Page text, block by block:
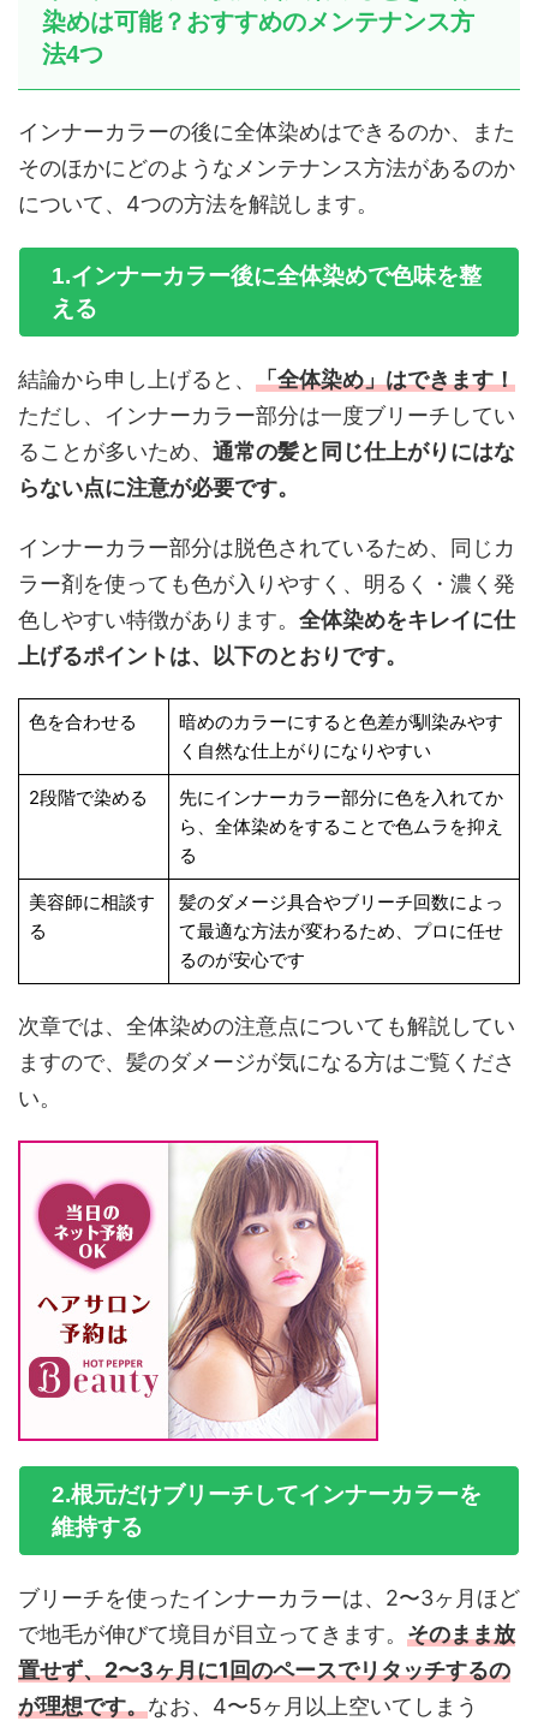
染めは可能？おすすめのメンテナンス方
法4つ
インナーカラーの後に全体染めはできるのか、また
そのほかにどのようなメンテナンス方法があるのか
について、4つの方法を解説します。
1.インナーカラー後に全体染めで色味を整
える
結論から申し上げると、 「全体染め」はできます！
ただし、インナーカラー部分は一度ブリーチしてい
ることが多いため、 通常の髪と同じ仕上がりにはな
らない点に注意が必要です。
インナーカラー部分は脱色されているため、同じカ
ラー剤を使っても色が入りやすく、明るく・濃く発
色しやすい特徴があります。 全体染めをキレイに仕
上げるポイントは、以下のとおりです。
色を合わせる
暗めのカラーにすると色差が馴染みやす
く自然な仕上がりになりやすい
2段階で染める
先にインナーカラー部分に色を入れてか
ら、全体染めをすることで色ムラを抑え
る
美容師に相談す
る
髪のダメージ具合やブリーチ回数によっ
て最適な方法が変わるため、プロに任せ
るのが安心です
次章では、全体染めの注意点についても解説してい
ますので、髪のダメージが気になる方はご覧くださ
い。
2.根元だけブリーチしてインナーカラーを
維持する
ブリーチを使ったインナーカラーは、2〜3ヶ月ほど
で地毛が伸びて境目が目立ってきます。 そのまま放
置せず、2〜3ヶ月に1回のペースでリタッチするの
が理想です。なお、4〜5ヶ月以上空いてしまう